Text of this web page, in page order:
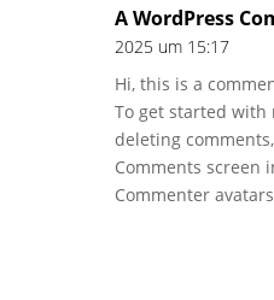
A WordPress
2025 um 15:17
Hi, this is a
To get started with
deleting
Comments screen
Commenter